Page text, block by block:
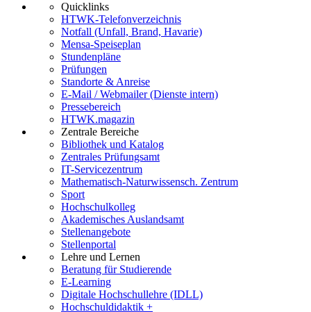
Quicklinks
HTWK-Telefonverzeichnis
Notfall (Unfall, Brand, Havarie)
Mensa-Speiseplan
Stundenpläne
Prüfungen
Standorte & Anreise
E-Mail / Webmailer (Dienste intern)
Pressebereich
HTWK.magazin
Zentrale Bereiche
Bibliothek und Katalog
Zentrales Prüfungsamt
IT-Servicezentrum
Mathematisch-Naturwissensch. Zentrum
Sport
Hochschulkolleg
Akademisches Auslandsamt
Stellenangebote
Stellenportal
Lehre und Lernen
Beratung für Studierende
E-Learning
Digitale Hochschullehre (IDLL)
Hochschuldidaktik +